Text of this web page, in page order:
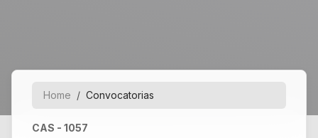
Home Convocatorias
CAS - 1057